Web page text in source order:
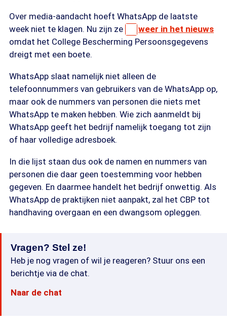
Over media-aandacht hoeft WhatsApp de laatste
week niet te klagen. Nu zijn ze
weer in het nieuws
omdat het College Bescherming Persoonsgegevens
dreigt met een boete.
WhatsApp slaat namelijk niet alleen de
telefoonnummers van gebruikers van de WhatsApp op,
maar ook de nummers van personen die niets met
WhatsApp te maken hebben. Wie zich aanmeldt bij
WhatsApp geeft het bedrijf namelijk toegang tot zijn
of haar volledige adresboek.
In die lijst staan dus ook de namen en nummers van
personen die daar geen toestemming voor hebben
gegeven. En daarmee handelt het bedrijf onwettig. Als
WhatsApp de praktijken niet aanpakt, zal het CBP tot
handhaving overgaan en een dwangsom opleggen.
Vragen? Stel ze!
Heb je nog vragen of wil je reageren? Stuur ons een
berichtje via de chat.
Naar de chat